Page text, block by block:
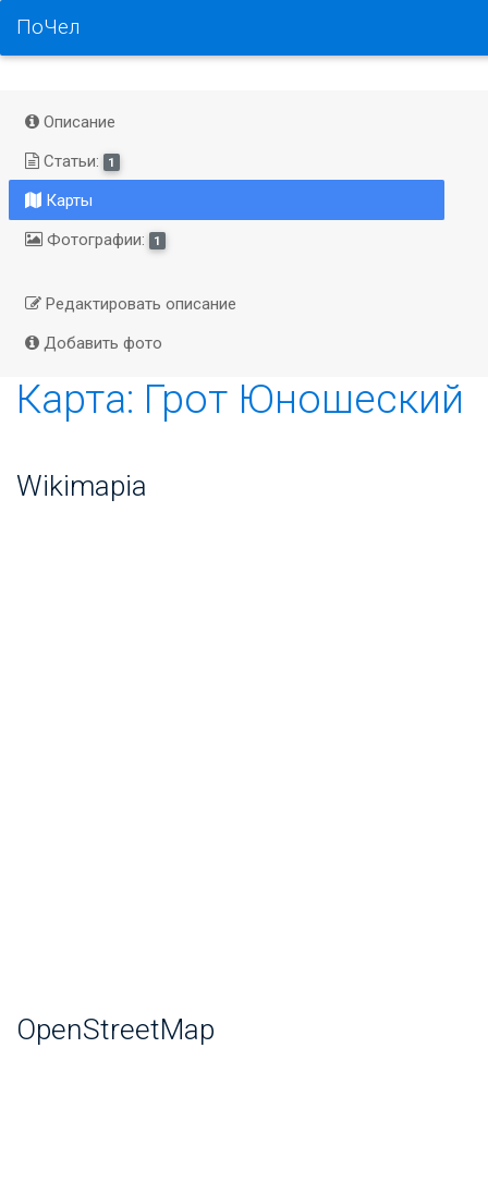
ПоЧел
Описание
Статьи:
1
Карты
Фотографии:
1
Редактировать описание
Добавить фото
Карта: Грот Юношеский
Wikimapia
OpenStreetMap